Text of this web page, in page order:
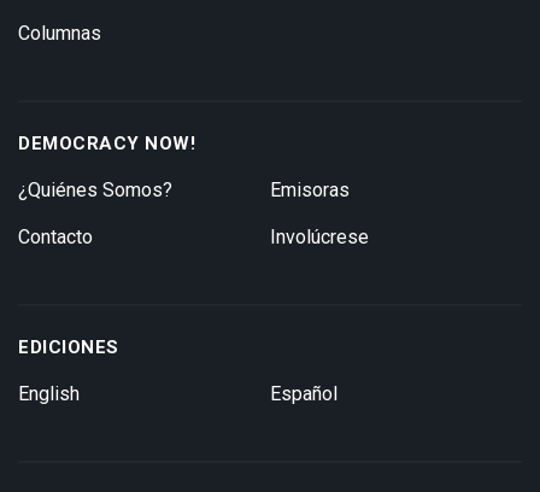
Columnas
DEMOCRACY NOW!
¿Quiénes Somos?
Contacto
Emisoras
Involúcrese
EDICIONES
English Español